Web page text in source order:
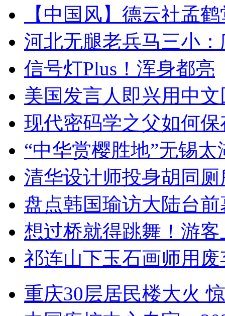
【中国风】德云社孟
河北无腿老兵马三小
信号灯Plus！浑身都亮
美国发言人即兴用中
现代密码学之父如何
“中华赏樱胜地”无锡
清华设计师投身胡同
盘点韩国瑜访大陆台
想过桥就得跳舞！游客
祁连山下玉石画师用
重庆30层居民楼大火